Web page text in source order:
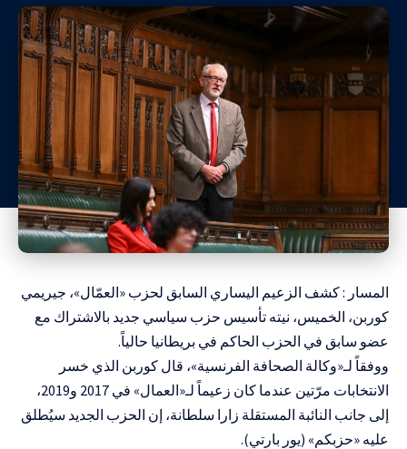
المسار : كشف الزعيم اليساري السابق لحزب «العمّال»، جيريمي
كوربن، الخميس، نيته تأسيس حزب سياسي جديد بالاشتراك مع
عضو سابق في الحزب الحاكم في بريطانيا حالياً.
ووفقاً لـ«وكالة الصحافة الفرنسية»، قال كوربن الذي خسر
الانتخابات مرّتين عندما كان زعيماً لـ«العمال» في 2017 و2019،
إلى جانب النائبة المستقلة زارا سلطانة، إن الحزب الجديد سيُطلق
عليه «حزبكم» (يور بارتي).